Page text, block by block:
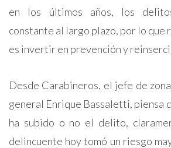
en los últimos años, los
constante al largo plazo, por lo que
es invertir en prevención y
Desde Carabineros, el jefe de
general Enrique Bassaletti, piensa
ha subido o no el delito,
delincuente hoy tomó un riesgo